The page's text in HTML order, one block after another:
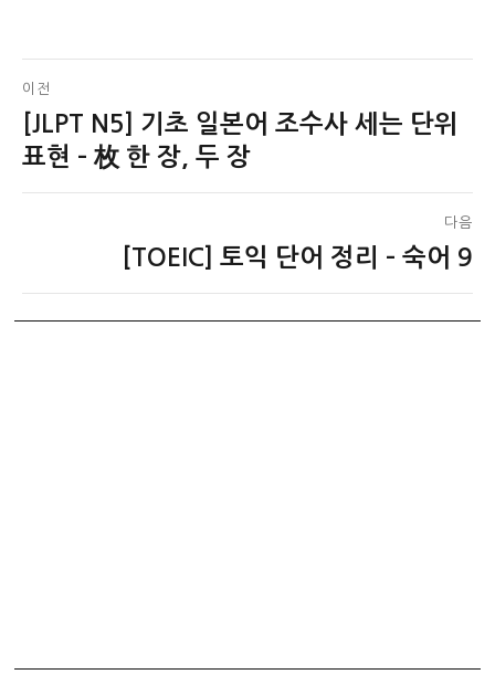
글
탐
이전
전
[JLPT N5] 기초 일본어 조수사 세는 단위
표현 – 枚 한 장, 두 장
다음
글:
[TOEIC] 토익 단어 정리 – 숙어 9